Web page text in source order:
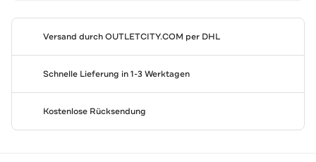
Versand durchOUTLETCITY.COM per DHL
Schnelle Lieferung in 1-3 Werktagen
Kostenlose Rücksendung